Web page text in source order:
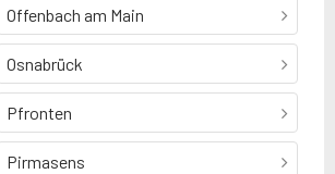
Offenbach am Main
Osnabrück
Pfronten
Pirmasens